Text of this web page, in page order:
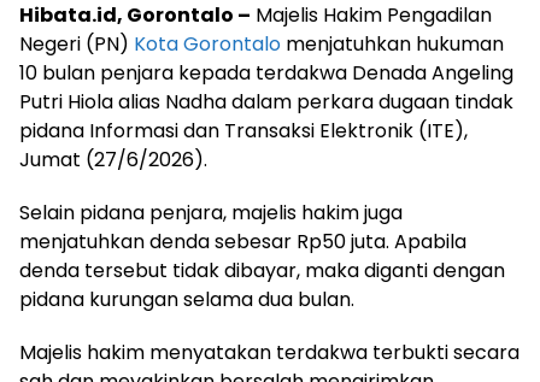
Hibata.id, Gorontalo – Majelis Hakim Pengadilan
Negeri (PN) Kota Gorontalo menjatuhkan hukuman
10 bulan penjara kepada terdakwa Denada Angeling
Putri Hiola alias Nadha dalam perkara dugaan tindak
pidana Informasi dan Transaksi Elektronik (ITE),
Jumat (27/6/2026).
Selain pidana penjara, majelis hakim juga
menjatuhkan denda sebesar Rp50 juta. Apabila
denda tersebut tidak dibayar, maka diganti dengan
pidana kurungan selama dua bulan.
Majelis hakim menyatakan terdakwa terbukti secara